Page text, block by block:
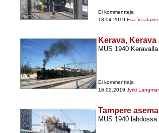
Ei kommentteja
18.04.2019 Esa
Kerava, Kerava
MUS 1940 Keravalla
Ei kommentteja
16.02.2019 Jyrki
Tampere asema
MUS 1940 lähdössä